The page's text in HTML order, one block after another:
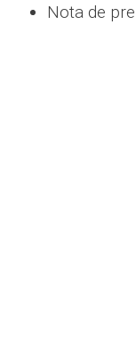
Nota de